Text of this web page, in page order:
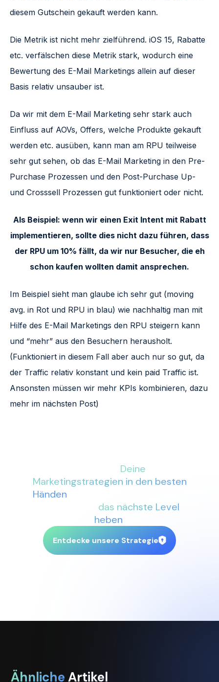
diesem Gutschein gekauft werden kann.
Die Metrik ist nicht mehr zielführend. iOS 15, Rabatte
etc. verfälschen diese Metrik stark, wodurch eine
Bewertung des E-Mail Marketings allein auf dieser
Basis relativ unsauber ist.
Da wir mit dem E-Mail Marketing sehr stark auch
Einfluss auf AOVs, Offers, welche Produkte gekauft
werden etc. ausüben, kann man am RPU teilweise
sehr gut sehen, ob das E-Mail Marketing in den Pre-
Purchase Prozessen und den Post-Purchase Up-
und Crosssell Prozessen gut funktioniert oder nicht.
Als Beispiel: wenn wir einen Exit Intent mit Rabatt
implementieren, sollte dies nicht dazu führen, dass
der RPU um 10% fällt, da wir nur Besucher, die eh
schon kaufen wollten damit ansprechen.
Im Beispiel sieht man glaube ich sehr gut (moving
avg. in Rot und RPU in blau) wie nachhaltig man mit
Hilfe des E-Mail Marketings den RPU steigern kann
und “mehr” aus den Besuchern herausholt.
(Funktioniert in diesem Fall aber auch nur so gut, da
der Traffic relativ konstant und kein paid Traffic ist.
Ansonsten müssen wir mehr KPIs kombinieren, dazu
mehr im nächsten Post)
Deine
Marketingstrategien in den besten
Händen
das nächste Level
heben
Entdecke unsere Strategie
Ähnliche Artikel